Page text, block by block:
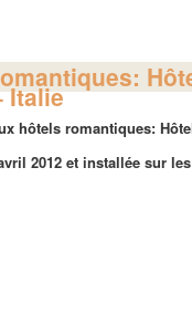
Italie
hôtels romantiques:
2012 et installée sur